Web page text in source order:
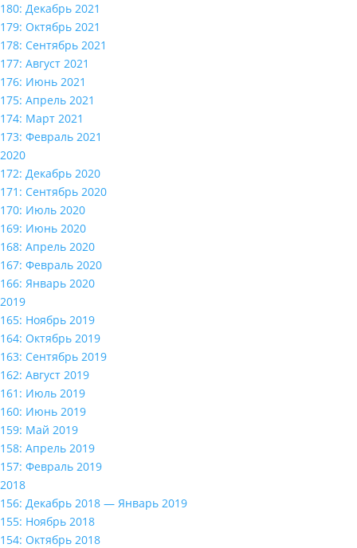
180: Декабрь 2021
179: Октябрь 2021
178: Сентябрь 2021
177: Август 2021
176: Июнь 2021
175: Апрель 2021
174: Март 2021
173: Февраль 2021
2020
172: Декабрь 2020
171: Сентябрь 2020
170: Июль 2020
169: Июнь 2020
168: Апрель 2020
167: Февраль 2020
166: Январь 2020
2019
165: Ноябрь 2019
164: Октябрь 2019
163: Сентябрь 2019
162: Август 2019
161: Июль 2019
160: Июнь 2019
159: Май 2019
158: Апрель 2019
157: Февраль 2019
2018
156: Декабрь 2018 — Январь 2019
155: Ноябрь 2018
154: Октябрь 2018